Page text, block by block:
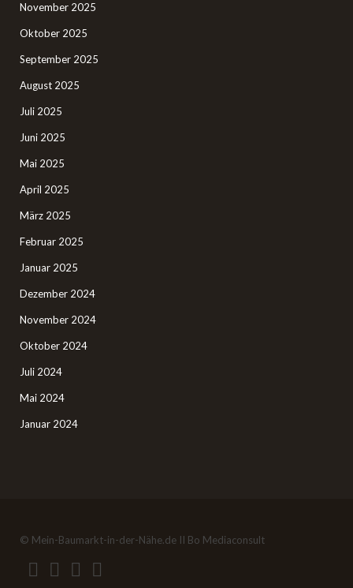
November 2025
Oktober 2025
September 2025
August 2025
Juli 2025
Juni 2025
Mai 2025
April 2025
März 2025
Februar 2025
Januar 2025
Dezember 2024
November 2024
Oktober 2024
Juli 2024
Mai 2024
Januar 2024
© Mein-Baumarkt-in-der-Nähe.de II Bo Mediaconsult